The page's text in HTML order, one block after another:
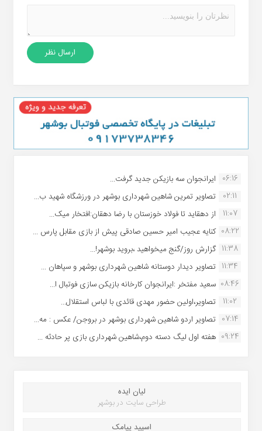
06:16 ایرانجوان سه بازیکن جدید گرفت...
02:11
تصاویر تمرین شاهین شهردارى بوشهر در ورزشگاه شهید ب...
11:07
از دهقاید تا فولاد خوزستان با رضا دهقان:افتخار میک...
08:22 کنایه عجیب امیر حسین صادقی پیش از بازی مقابل پارس ...
11:38 گزارش روز/گنج میخواهید ،بروید بوشهر!...
11:34 تصاویر دیدار دوستانه شاهین شهردارى بوشهر و سپاهان ...
08:46 سعید مفتخر :ایرانجوان کارخانه بازیکن سازی فوتبال ا...
11:02
تصاویر،اولین حضور مهدی قائدی با لباس استقلال...
07:14 تصاویر اردو شاهین شهرداری بوشهر در بروجن/ عکس : مه...
09:24 هفته اول لیگ دسته دوم،شاهین شهرداری بازی پر حادثه ...
لیان ایده
طراحی سایت در بوشهر
اسپید پیامک